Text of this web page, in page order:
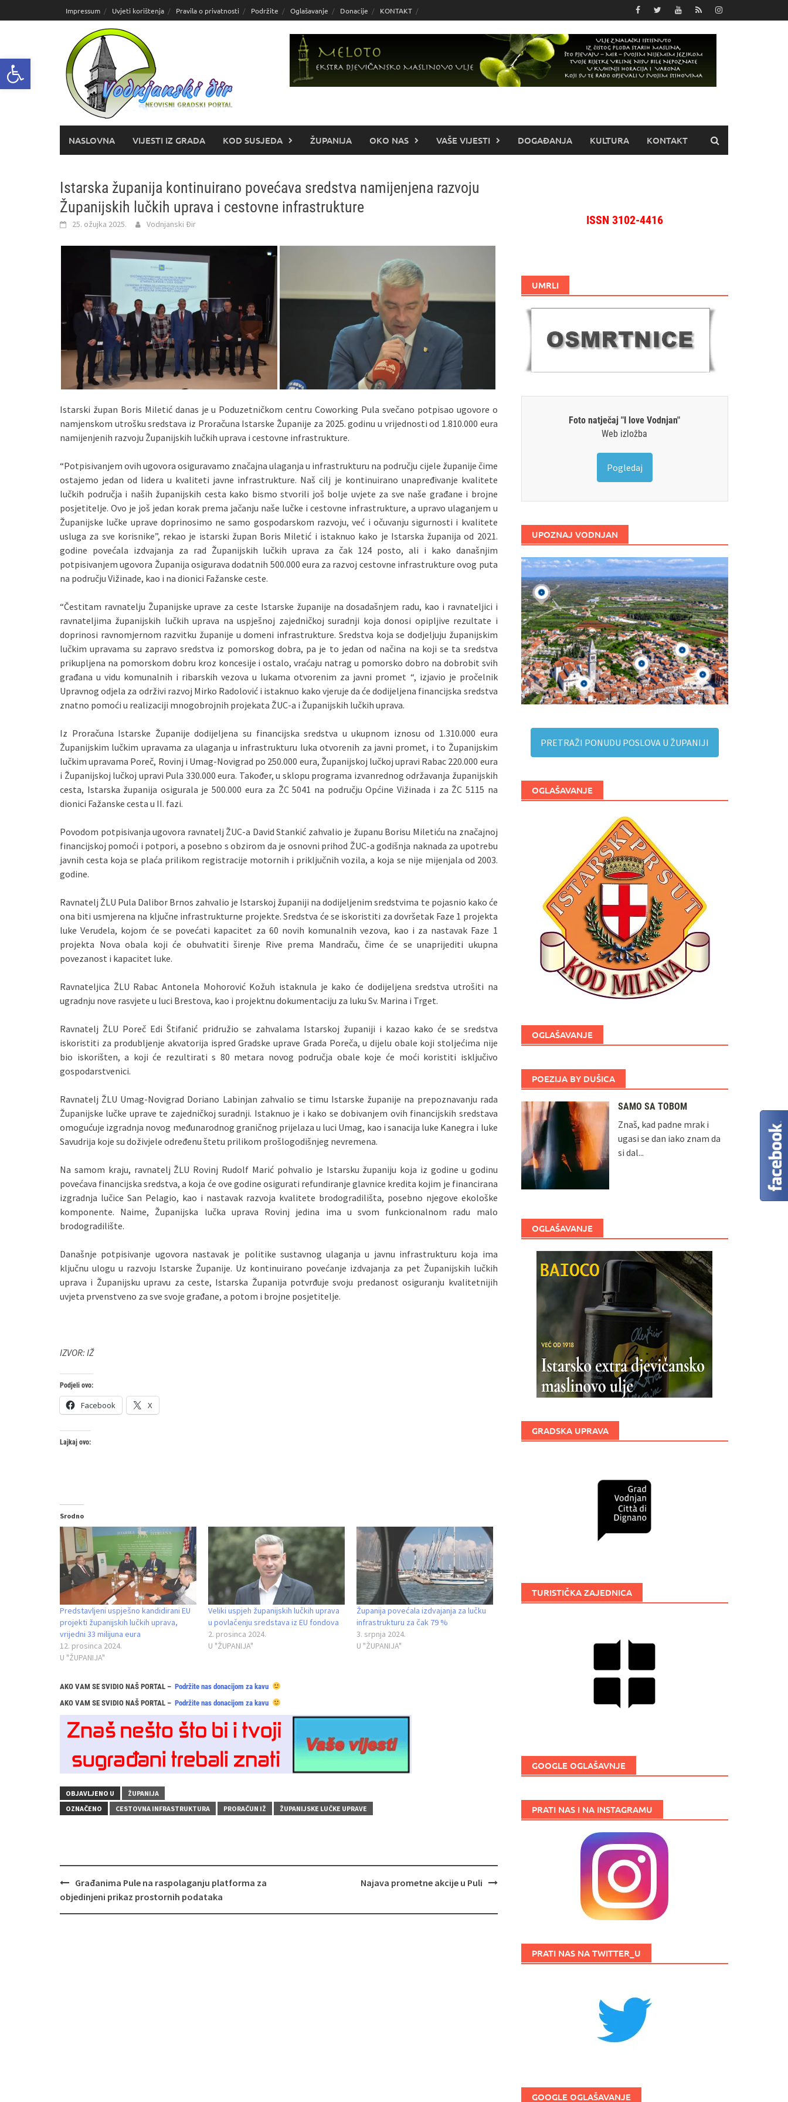
Open toolbar
do
Impressum Uvjeti korištenja Pravila o privatnosti Podržite Oglašavanje Donacije KONTAKT
NASLOVNA VIJESTI IZ GRADA KOD SUSJEDA ŽUPANIJA OKO NAS VAŠE VIJESTI DOGAĐANJA KULTURA KONTAKT
Istarska županija kontinuirano povećava sredstva namijenjena razvoju
Županijskih lučkih uprava i cestovne infrastrukture
25. ožujka 2025. Vodnjanski Đir
Istarski župan Boris Miletić danas je u Poduzetničkom centru Coworking Pula svečano potpisao ugovore o
namjenskom utrošku sredstava iz Proračuna Istarske Županije za 2025. godinu u vrijednosti od 1.810.000 eura
namijenjenih razvoju Županijskih lučkih uprava i cestovne infrastrukture.
“Potpisivanjem ovih ugovora osiguravamo značajna ulaganja u infrastrukturu na području cijele županije čime
ostajemo jedan od lidera u kvaliteti javne infrastrukture. Naš cilj je kontinuirano unapređivanje kvalitete
lučkih područja i naših županijskih cesta kako bismo stvorili još bolje uvjete za sve naše građane i brojne
posjetitelje. Ovo je još jedan korak prema jačanju naše lučke i cestovne infrastrukture, a upravo ulaganjem u
Županijske lučke uprave doprinosimo ne samo gospodarskom razvoju, već i očuvanju sigurnosti i kvalitete
usluga za sve korisnike”, rekao je istarski župan Boris Miletić i istaknuo kako je Istarska županija od 2021.
godine povećala izdvajanja za rad Županijskih lučkih uprava za čak 124 posto, ali i kako današnjim
potpisivanjem ugovora Županija osigurava dodatnih 500.000 eura za razvoj cestovne infrastrukture ovog puta
na području Vižinade, kao i na dionici Fažanske ceste.
“Čestitam ravnatelju Županijske uprave za ceste Istarske županije na dosadašnjem radu, kao i ravnateljici i
ravnateljima županijskih lučkih uprava na uspješnoj zajedničkoj suradnji koja donosi opipljive rezultate i
doprinosi ravnomjernom razvitku županije u domeni infrastrukture. Sredstva koja se dodjeljuju županijskim
lučkim upravama su zapravo sredstva iz pomorskog dobra, pa je to jedan od načina na koji se ta sredstva
prikupljena na pomorskom dobru kroz koncesije i ostalo, vraćaju natrag u pomorsko dobro na dobrobit svih
građana u vidu komunalnih i ribarskih vezova u lukama otvorenim za javni promet “, izjavio je pročelnik
Upravnog odjela za održivi razvoj Mirko Radolović i istaknuo kako vjeruje da će dodijeljena financijska sredstva
znatno pomoći u realizaciji mnogobrojnih projekata ŽUC-a i Županijskih lučkih uprava.
Iz Proračuna Istarske Županije dodijeljena su financijska sredstva u ukupnom iznosu od 1.310.000 eura
Županijskim lučkim upravama za ulaganja u infrastrukturu luka otvorenih za javni promet, i to Županijskim
lučkim upravama Poreč, Rovinj i Umag-Novigrad po 250.000 eura, Županijskoj lučkoj upravi Rabac 220.000 eura
i Županijskoj lučkoj upravi Pula 330.000 eura. Također, u sklopu programa izvanrednog održavanja županijskih
cesta, Istarska županija osigurala je 500.000 eura za ŽC 5041 na području Općine Vižinada i za ŽC 5115 na
dionici Fažanske cesta u II. fazi.
Povodom potpisivanja ugovora ravnatelj ŽUC-a David Stankić zahvalio je županu Borisu Miletiću na značajnoj
financijskoj pomoći i potpori, a posebno s obzirom da je osnovni prihod ŽUC-a godišnja naknada za upotrebu
javnih cesta koja se plaća prilikom registracije motornih i priključnih vozila, a koja se nije mijenjala od 2003.
godine.
Ravnatelj ŽLU Pula Dalibor Brnos zahvalio je Istarskoj županiji na dodijeljenim sredstvima te pojasnio kako će
ona biti usmjerena na ključne infrastrukturne projekte. Sredstva će se iskoristiti za dovršetak Faze 1 projekta
luke Verudela, kojom će se povećati kapacitet za 60 novih komunalnih vezova, kao i za nastavak Faze 1
projekta Nova obala koji će obuhvatiti širenje Rive prema Mandraču, čime će se unaprijediti ukupna
povezanost i kapacitet luke.
Ravnateljica ŽLU Rabac Antonela Mohorović Kožuh istaknula je kako će dodijeljena sredstva utrošiti na
ugradnju nove rasvjete u luci Brestova, kao i projektnu dokumentaciju za luku Sv. Marina i Trget.
Ravnatelj ŽLU Poreč Edi Štifanić pridružio se zahvalama Istarskoj županiji i kazao kako će se sredstva
iskoristiti za produbljenje akvatorija ispred Gradske uprave Grada Poreča, u dijelu obale koji stoljećima nije
bio iskorišten, a koji će rezultirati s 80 metara novog područja obale koje će moći koristiti isključivo
gospodarstvenici.
Ravnatelj ŽLU Umag-Novigrad Doriano Labinjan zahvalio se timu Istarske županije na prepoznavanju rada
Županijske lučke uprave te zajedničkoj suradnji. Istaknuo je i kako se dobivanjem ovih financijskih sredstava
omogućuje izgradnja novog međunarodnog graničnog prijelaza u luci Umag, kao i sanacija luke Kanegra i luke
Savudrija koje su doživjele određenu štetu prilikom prošlogodišnjeg nevremena.
Na samom kraju, ravnatelj ŽLU Rovinj Rudolf Marić pohvalio je Istarsku županiju koja iz godine u godinu
povećava financijska sredstva, a koja će ove godine osigurati refundiranje glavnice kredita kojim je financirana
izgradnja lučice San Pelagio, kao i nastavak razvoja kvalitete brodogradilišta, posebno njegove ekološke
komponente. Naime, Županijska lučka uprava Rovinj jedina ima u svom funkcionalnom radu malo
brodogradilište.
Današnje potpisivanje ugovora nastavak je politike sustavnog ulaganja u javnu infrastrukturu koja ima
ključnu ulogu u razvoju Istarske Županije. Uz kontinuirano povećanje izdvajanja za pet Županijskih lučkih
uprava i Županijsku upravu za ceste, Istarska Županija potvrđuje svoju predanost osiguranju kvalitetnijih
uvjeta prvenstveno za sve svoje građane, a potom i brojne posjetitelje.
IZVOR: IŽ
Podjeli ovo:
Facebook X
Lajkaj ovo:
Srodno
Predstavljeni uspješno kandidirani EU
projekti županijskih lučkih uprava,
vrijedni 33 milijuna eura
12. prosinca 2024.
U "ŽUPANIJA"
Veliki uspjeh županijskih lučkih uprava
u povlačenju sredstava iz EU fondova
2. prosinca 2024.
U "ŽUPANIJA"
Županija povećala izdvajanja za lučku
infrastrukturu za čak 79 %
3. srpnja 2024.
U "ŽUPANIJA"
AKO VAM SE SVIDIO NAŠ PORTAL – Podržite nas donacijom za kavu
AKO VAM SE SVIDIO NAŠ PORTAL – Podržite nas donacijom za kavu
OBJAVLJENO U
ŽUPANIJA
OZNAČENO
CESTOVNA INFRASTRUKTURA PRORAČUN IŽ ŽUPANIJSKE LUČKE UPRAVE
Navigacija
objava
Građanima Pule na raspolaganju platforma za
objedinjeni prikaz prostornih podataka
Najava prometne akcije u Puli
ISSN 3102-4416
UMRLI
Foto natječaj "I love Vodnjan"
Web izložba
Pogledaj
UPOZNAJ VODNJAN
PRETRAŽI PONUDU POSLOVA U ŽUPANIJI
OGLAŠAVANJE
OGLAŠAVANJE
POEZIJA BY DUŠICA
SAMO SA TOBOM
Znaš, kad padne mrak i
ugasi se dan iako znam da
si dal...
OGLAŠAVANJE
GRADSKA UPRAVA
TURISTIČKA ZAJEDNICA
GOOGLE OGLAŠAVNJE
PRATI NAS I NA INSTAGRAMU
PRATI NAS NA TWITTER_U
GOOGLE OGLAŠAVANJE